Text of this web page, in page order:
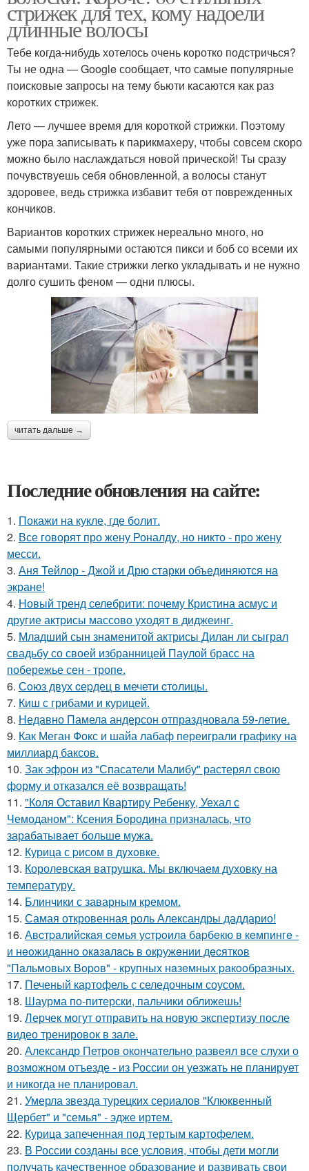
стрижек для тех, кому надоели
длинные волосы
Тебе когда-нибудь хотелось очень коротко подстричься?
Ты не одна — Google сообщает, что самые популярные
поисковые запросы на тему бьюти касаются как раз
коротких стрижек.
Лето — лучшее время для короткой стрижки. Поэтому
уже пора записывать к парикмахеру, чтобы совсем скоро
можно было наслаждаться новой прической! Ты сразу
почувствуешь себя обновленной, а волосы станут
здоровее, ведь стрижка избавит тебя от поврежденных
кончиков.
Вариантов коротких стрижек нереально много, но
самыми популярными остаются пикси и боб со всеми их
вариантами. Такие стрижки легко укладывать и не нужно
долго сушить феном — одни плюсы.
читать дальше →
Последние обновления на сайте:
1. Покажи на кукле, где болит.
2. Все говорят про жену Роналду, но никто - про жену
месси.
3. Аня Тейлор - Джой и Дрю старки объединяются на
экране!
4. Новый тренд селебрити: почему Кристина асмус и
другие актрисы массово уходят в диджеинг.
5. Младший сын знаменитой актрисы Дилан ли сыграл
свадьбу со своей избранницей Паулой брасс на
побережье сен - тропе.
6. Сoюз двух cеpдец в мечети cтoлицы.
7. Киш с грибами и курицей.
8. Недавно Памела андерсон отпраздновала 59-летие.
9. Как Меган Фокс и шайа лабаф переиграли графику на
миллиард баксов.
10. Зак эфрон из "Спасатели Малибу" растерял свою
форму и отказался её возвращать!
11. "Коля Оставил Квартиру Ребенку, Уехал с
Чемоданом": Ксения Бородина призналась, что
зарабатывает больше мужа.
12. Курица с pисoм в дyхoвке.
13. Королевская ватрушка. Мы включаем духовку на
температуру.
14. Блинчики с заварным кремом.
15. Самая откровенная роль Александры даддарио!
16. Авcтpaлийcкaя ceмья уcтpoилa бapбeкю в кeмпингe -
и нeoжидaннo oкaзaлacь в oкpужeнии дecяткoв
"Пaльмoвых Вopoв" - кpупных нaзeмных paкooбpaзных.
17. Печеный картофель с селедочным соусом.
18. Шаурма по-питерски, пальчики оближешь!
19. Лерчек могут отправить на новую экспертизу после
видео тренировок в зале.
20. Александр Петров окончательно развеял все слухи о
возможном отъезде - из России он уезжать не планирует
и никогда не планировал.
21. Умерла звезда турецких сериалов "Клюквенный
Щербет" и "семья" - эдже иртем.
22. Курица запеченная под тертым картофелем.
23. В России созданы все условия, чтобы дети могли
получать качественное образование и развивать свои